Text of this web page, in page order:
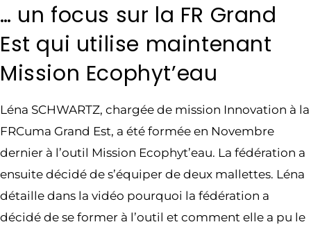
… un focus sur la FR Grand
Est qui utilise maintenant
Mission Ecophyt’eau
Léna SCHWARTZ, chargée de mission Innovation à la
FRCuma Grand Est, a été formée en Novembre
dernier à l’outil Mission Ecophyt’eau. La fédération a
ensuite décidé de s’équiper de deux mallettes. Léna
détaille dans la vidéo pourquoi la fédération a
décidé de se former à l’outil et comment elle a pu le